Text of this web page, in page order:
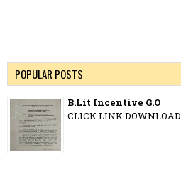
POPULAR POSTS
B.Lit Incentive G.O
CLICK LINK DOWNLOAD